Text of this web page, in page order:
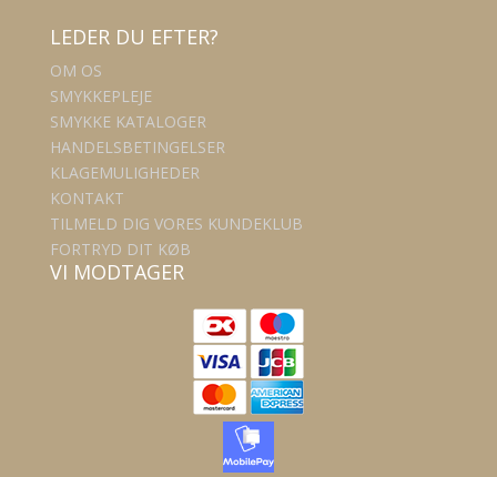
LEDER DU EFTER?
OM OS
SMYKKEPLEJE
SMYKKE KATALOGER
HANDELSBETINGELSER
KLAGEMULIGHEDER
KONTAKT
TILMELD DIG VORES KUNDEKLUB
FORTRYD DIT KØB
VI MODTAGER